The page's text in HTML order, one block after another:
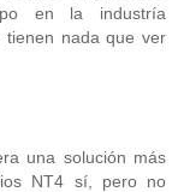
en la industría
tienen nada que ver
una solución más
NT4 sí, pero no